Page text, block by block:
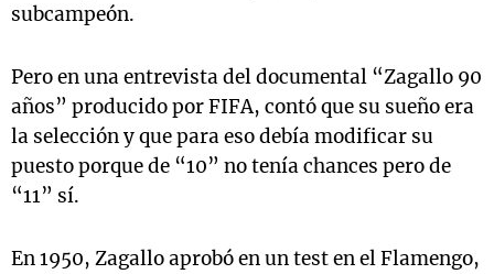
subcampeón.
Pero en una entrevista del documental “Zagallo 90
años” producido por FIFA, contó que su sueño era
la selección y que para eso debía modificar su
puesto porque de “10” no tenía chances pero de
“11” sí.
En 1950, Zagallo aprobó en un test en el Flamengo,